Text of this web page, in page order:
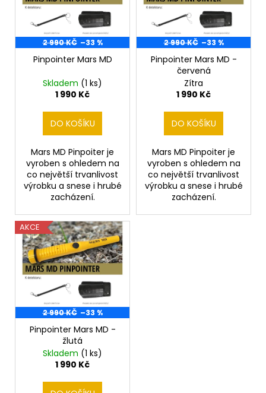
ů
r 2 990 KČ –33 %
Pinpointer Mars MD
Skladem (1 ks)
1 990 Kč
DO KOŠÍKU
Mars MD Pinpoiter je
vyroben s ohledem na
co největší trvanlivost
výrobku a snese i hrubé
zacházení.
2 990 KČ –33 %
Pinpointer Mars MD -
červená
Zítra
1 990 Kč
DO KOŠÍKU
Mars MD Pinpoiter je
vyroben s ohledem na
co největší trvanlivost
výrobku a snese i hrubé
zacházení.
AKCE
2 990 KČ –33 %
Pinpointer Mars MD -
žlutá
Skladem (1 ks)
1 990 Kč